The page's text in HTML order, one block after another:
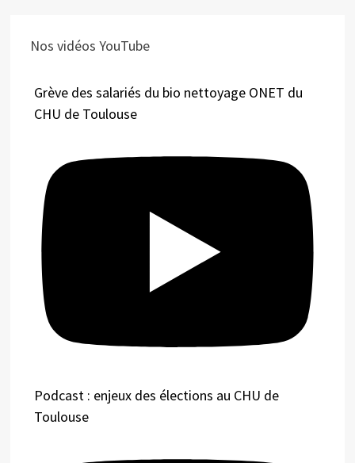
Nos vidéos YouTube
Grève des salariés du bio nettoyage ONET du
CHU de Toulouse
Podcast : enjeux des élections au CHU de
Toulouse